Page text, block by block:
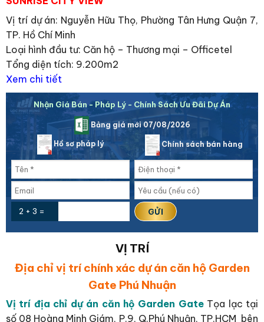
Vị trí dự án: Nguyễn Hữu Thọ, Phường Tân Hưng Quận 7,
TP. Hồ Chí Minh
Loại hình đầu tư: Căn hộ – Thương mại – Officetel
Tổng diện tích: 9.200m2
Xem chi tiết
Nhận Giá Bán - Pháp Lý - Chính Sách Ưu Đãi Dự Án
Bảng giá mới 07/08/2026
Hồ sơ pháp lý Chính sách bán hàng
2 + 3 =
VỊ TRÍ
Địa chỉ vị trí chính xác dự án căn hộ Garden
Gate Phú Nhuận
Vị trí địa chỉ dự án căn hộ Garden Gate Tọa lạc tại
số 08 Hoàng Minh Giám, P.9, Q.Phú Nhuận, TP.HCM bên